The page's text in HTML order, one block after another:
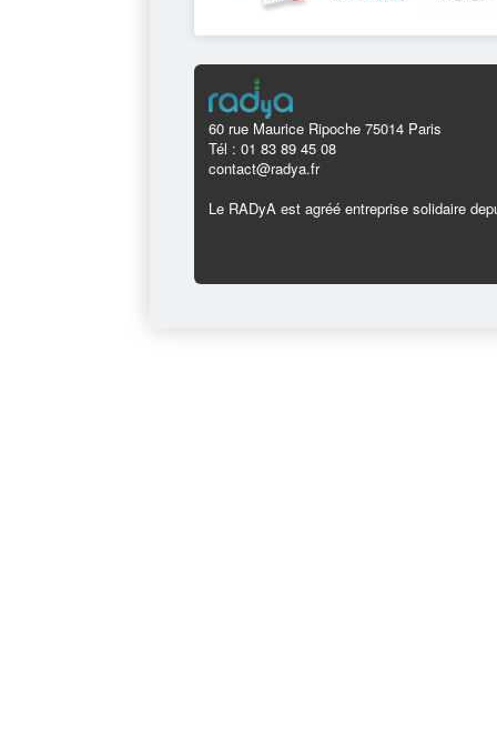
60 rue Maurice Ripoche 75014 Paris
Tél : 01 83 89 45 08
contact@radya.fr
Le RADyA est agréé entreprise solidaire